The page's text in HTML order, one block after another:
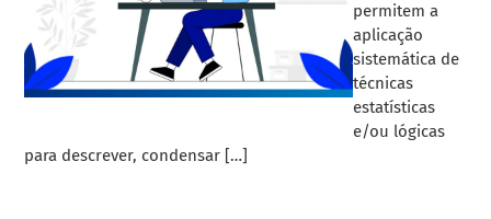
permitem a
aplicação
sistemática de
técnicas
estatísticas
e/ou lógicas
para descrever, condensar […]